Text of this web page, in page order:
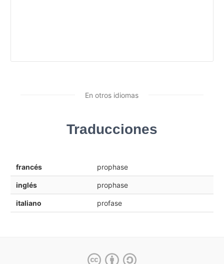
En otros idiomas
Traducciones
francés prophase
inglés prophase
italiano profase